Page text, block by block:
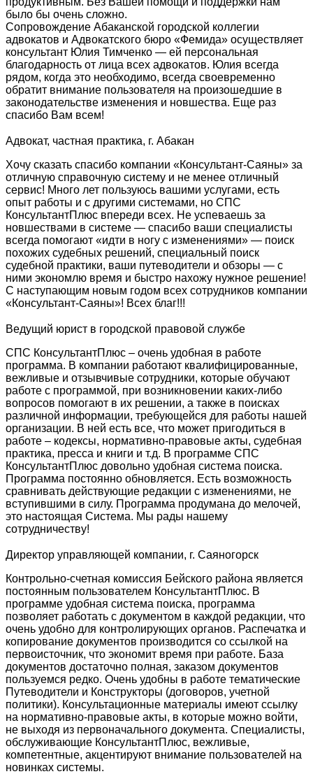
было бы очень сложно.
Сопровождение Абаканской городской коллегии
адвокатов и Адвокатского бюро «Фемида» осуществляет
консультант Юлия Тимченко — ей персональная
благодарность от лица всех адвокатов. Юлия всегда
рядом, когда это необходимо, всегда своевременно
обратит внимание пользователя на произошедшие в
законодательстве изменения и новшества. Еще раз
спасибо Вам всем!
Адвокат, частная практика, г. Абакан
Хочу сказать спасибо компании «Консультант-Саяны» за
отличную справочную систему и не менее отличный
сервис! Много лет пользуюсь вашими услугами, есть
опыт работы и с другими системами, но СПС
КонсультантПлюс впереди всех. Не успеваешь за
новшествами в системе — спасибо ваши специалисты
всегда помогают «идти в ногу с изменениями» — поиск
похожих судебных решений, специальный поиск
судебной практики, ваши путеводители и обзоры — с
ними экономлю время и быстро нахожу нужное решение!
С наступающим новым годом всех сотрудников компании
«Консультант-Саяны»! Всех благ!!!
Ведущий юрист в городской правовой службе
СПС КонсультантПлюс – очень удобная в работе
программа. В компании работают квалифицированные,
вежливые и отзывчивые сотрудники, которые обучают
работе с программой, при возникновении каких-либо
вопросов помогают в их решении, а также в поисках
различной информации, требующейся для работы нашей
организации. В ней есть все, что может пригодиться в
работе – кодексы, нормативно-правовые акты, судебная
практика, пресса и книги и т.д. В программе СПС
КонсультантПлюс довольно удобная система поиска.
Программа постоянно обновляется. Есть возможность
сравнивать действующие редакции с изменениями, не
вступившими в силу. Программа продумана до мелочей,
это настоящая Система. Мы рады нашему
сотрудничеству!
Директор управляющей компании, г. Саяногорск
Контрольно-счетная комиссия Бейского района является
постоянным пользователем КонсультантПлюс. В
программе удобная система поиска, программа
позволяет работать с документом в каждой редакции, что
очень удобно для контролирующих органов. Распечатка и
копирование документов производится со ссылкой на
первоисточник, что экономит время при работе. База
документов достаточно полная, заказом документов
пользуемся редко. Очень удобны в работе тематические
Путеводители и Конструкторы (договоров, учетной
политики). Консультационные материалы имеют ссылку
на нормативно-правовые акты, в которые можно войти,
не выходя из первоначального документа. Специалисты,
обслуживающие КонсультантПлюс, вежливые,
компетентные, акцентируют внимание пользователей на
новинках системы.